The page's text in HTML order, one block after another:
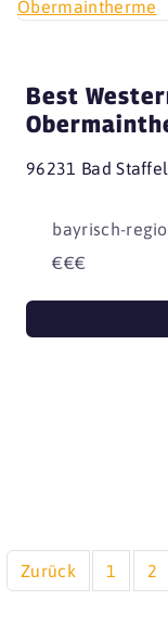
Best
96231 Bad
bayrisch-
€€€
Zurück 1 2